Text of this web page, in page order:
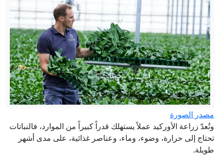
مصدر الصورة
وتُعدّ زراعة الأوركيد عملاً يستهلك قدراً كبيراً من الموارد، فالنباتات
تحتاج إلى حرارة، وضوء، وماء، وعناصر غذائية، على مدى أشهر
طويلة.